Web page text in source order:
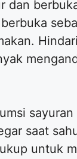
dan
saat
untuk